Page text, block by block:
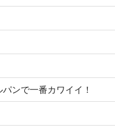
ンで一番カワイイ！